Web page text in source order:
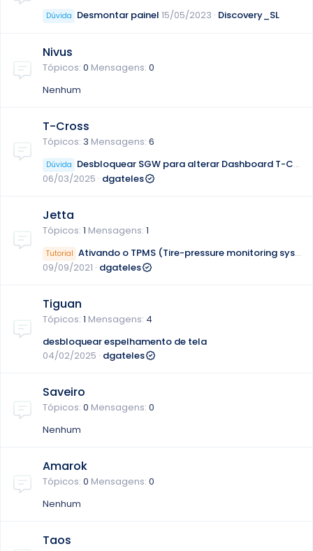
Dúvida Desmontar painel 15/05/2023 Discovery_SL
Nivus
Tópicos 0 Mensagens 0
Nenhum
T-Cross
Tópicos 3 Mensagens 6
Dúvida Desbloquear SGW para alterar Dashboard T-Cross 2025
06/03/2025 dgateles
Jetta
Tópicos 1 Mensagens 1
Tutorial Ativando o TPMS (Tire-pressure monitoring system) indireto
09/09/2021 dgateles
Tiguan
Tópicos 1 Mensagens 4
desbloquear espelhamento de tela
04/02/2025 dgateles
Saveiro
Tópicos 0 Mensagens 0
Nenhum
Amarok
Tópicos 0 Mensagens 0
Nenhum
Taos